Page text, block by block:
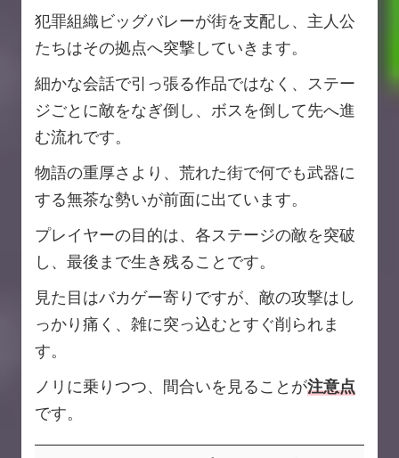
犯罪組織ビッグバレーが街を支配し、主人公
たちはその拠点へ突撃していきます。
細かな会話で引っ張る作品ではなく、ステー
ジごとに敵をなぎ倒し、ボスを倒して先へ進
む流れです。
物語の重厚さより、荒れた街で何でも武器に
する無茶な勢いが前面に出ています。
プレイヤーの目的は、各ステージの敵を突破
し、最後まで生き残ることです。
見た目はバカゲー寄りですが、敵の攻撃はし
っかり痛く、雑に突っ込むとすぐ削られま
す。
ノリに乗りつつ、間合いを見ることが注意点
です。